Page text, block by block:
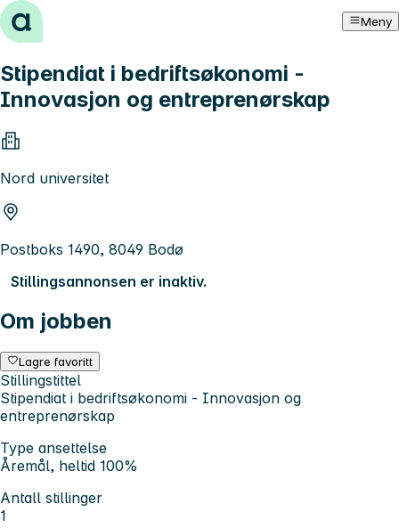
Hopp til innhold Meny
Stipendiat i bedriftsøkonomi -
Innovasjon og entreprenørskap
Nord universitet
Postboks 1490, 8049 Bodø
Stillingsannonsen er inaktiv.
Om jobben
Lagre favoritt
Stillingstittel
Stipendiat i bedriftsøkonomi - Innovasjon og
entreprenørskap
Type ansettelse
Åremål, heltid 100%
Antall stillinger
1